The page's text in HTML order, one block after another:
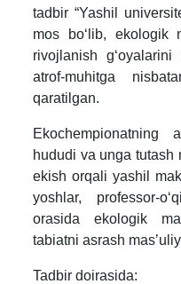
tadbir “Yashil
mos boʻlib, ekologik
rivojlanish
atrof-muhitga
qaratilgan.
hududi va unga tutash
ekish orqali yashil
yoshlar, professor-
orasida ekologik
tabiatni asrash
Tadbir doirasida: